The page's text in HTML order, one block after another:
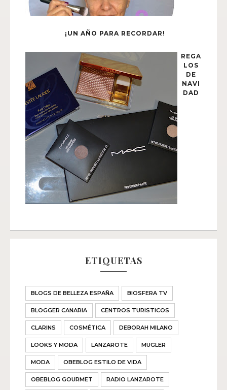
¡UN AÑO PARA RECORDAR!
REGA
LOS
DE
NAVI
DAD
ETIQUETAS
BLOGS DE BELLEZA ESPAÑA BIOSFERA TV
BLOGGER CANARIA CENTROS TURISTICOS
CLARINS COSMÉTICA DEBORAH MILANO
LOOKS Y MODA LANZAROTE MUGLER
MODA OBEBLOG ESTILO DE VIDA
OBEBLOG GOURMET RADIO LANZAROTE